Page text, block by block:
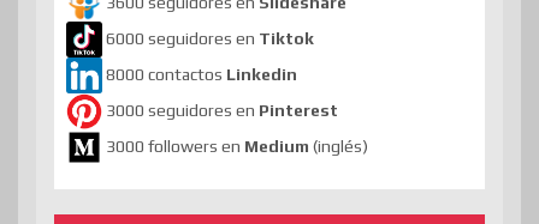
6000 seguidores en Tiktok
8000 contactos Linkedin
3000 seguidores en Pinterest
3000 followers en Medium (inglés)